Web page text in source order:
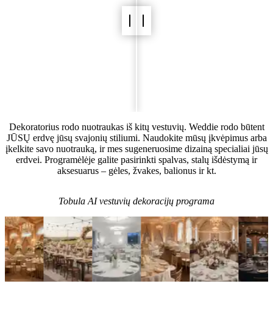
Dekoratorius rodo nuotraukas iš kitų vestuvių. Weddie rodo būtent
JŪSŲ erdvę jūsų svajonių stiliumi. Naudokite mūsų įkvėpimus arba
įkelkite savo nuotrauką, ir mes sugeneruosime dizainą specialiai jūsų
erdvei. Programėlėje galite pasirinkti spalvas, stalų išdėstymą ir
aksesuarus – gėles, žvakes, balionus ir kt.
Tobula AI vestuvių dekoracijų programa